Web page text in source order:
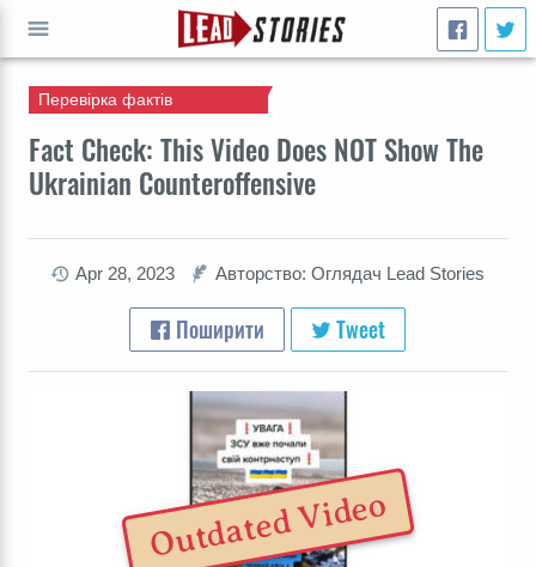
Fact Check: This Video Does NOT Show The
Ukrainian Counteroffensive
Перевірка фактів
Apr 28, 2023 Авторство: Оглядач Lead Stories
Поширити Tweet
Outdated Video
ВПЕРЕД